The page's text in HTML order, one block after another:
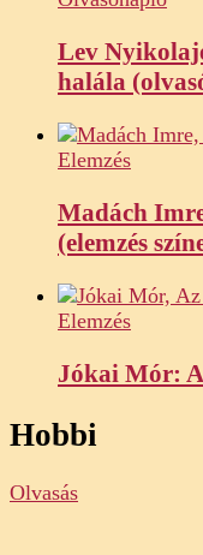
Lev
halála
Elemzés
Madách
(elemzés
Elemzés
Jókai Mór:
Hobbi
Olvasás